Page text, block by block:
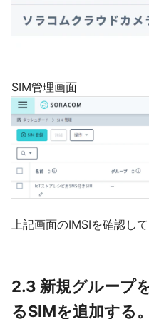
SIM管理画面
上記画面のIMSIを確認し
2.3 新規グループ
るSIMを追加する。